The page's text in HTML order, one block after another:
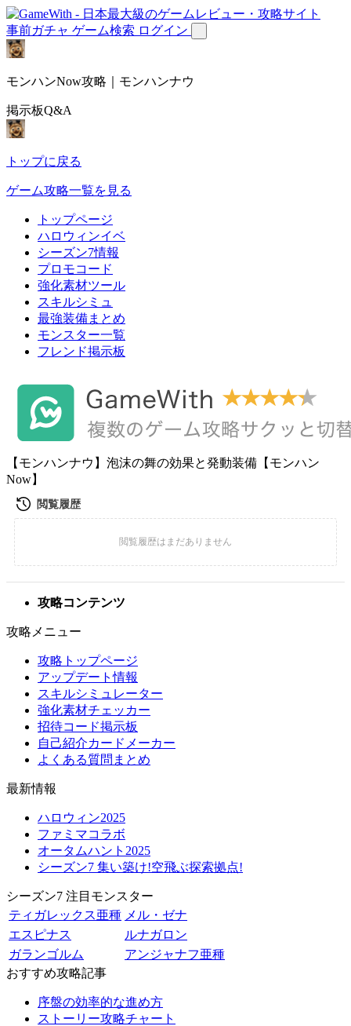
事前ガチャ ゲーム検索 ログイン
モンハンNow攻略｜モンハンナウ
掲示板Q&A
トップに戻る
ゲーム攻略一覧を見る
トップページ
ハロウィンイベ
シーズン7情報
プロモコード
強化素材ツール
スキルシミュ
最強装備まとめ
モンスター一覧
フレンド掲示板
【モンハンナウ】泡沫の舞の効果と発動装備【モンハン
Now】
攻略コンテンツ
攻略メニュー
攻略トップページ
アップデート情報
スキルシミュレーター
強化素材チェッカー
招待コード掲示板
自己紹介カードメーカー
よくある質問まとめ
最新情報
ハロウィン2025
ファミマコラボ
オータムハント2025
シーズン7 集い築け!空飛ぶ探索拠点!
シーズン7 注目モンスター
ティガレックス亜種 メル・ゼナ
エスピナス
ルナガロン
ガランゴルム
アンジャナフ亜種
おすすめ攻略記事
序盤の効率的な進め方
ストーリー攻略チャート